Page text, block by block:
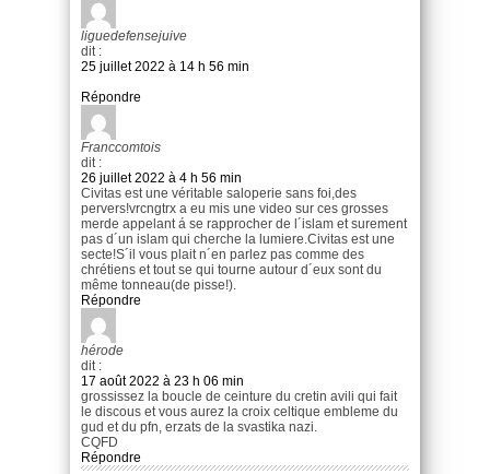
liguedefensejuive
dit :
25 juillet 2022 à 14 h 56 min
Répondre
Franccomtois
dit :
26 juillet 2022 à 4 h 56 min
Civitas est une véritable saloperie sans foi,des
pervers!vrcngtrx a eu mis une video sur ces grosses
merde appelant á se rapprocher de l´islam et surement
pas d´un islam qui cherche la lumiere.Civitas est une
secte!S´il vous plait n´en parlez pas comme des
chrétiens et tout se qui tourne autour d´eux sont du
même tonneau(de pisse!).
Répondre
hérode
dit :
17 août 2022 à 23 h 06 min
grossissez la boucle de ceinture du cretin avili qui fait
le discous et vous aurez la croix celtique embleme du
gud et du pfn, erzats de la svastika nazi.
CQFD
Répondre